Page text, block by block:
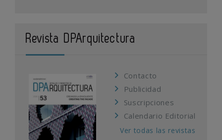
Revista DPArquitectura
Contacto
Publicidad
Suscripciones
Calendario Editorial
Ver todas las revistas